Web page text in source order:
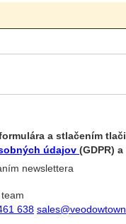
a stlačením
údajov (GDPR)
newslettera
638